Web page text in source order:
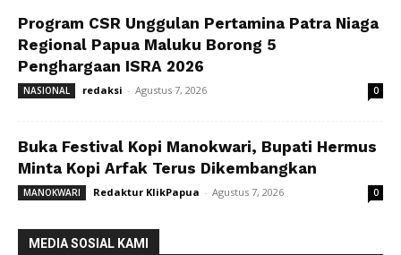
Program CSR Unggulan Pertamina Patra Niaga
Regional Papua Maluku Borong 5
Penghargaan ISRA 2026
NASIONAL redaksi - Agustus 7, 2026 0
Buka Festival Kopi Manokwari, Bupati Hermus
Minta Kopi Arfak Terus Dikembangkan
MANOKWARI Redaktur KlikPapua - Agustus 7, 2026 0
MEDIA SOSIAL KAMI